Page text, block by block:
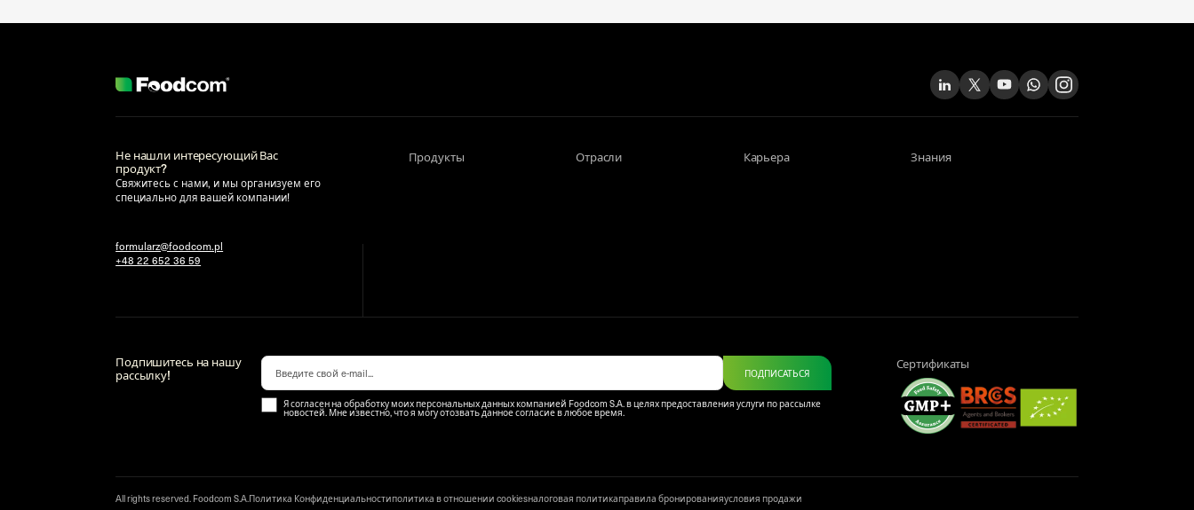
Не нашли интересующий Вас
продукт?
Свяжитесь с нами, и мы организуем его
специально для вашей компании!
formularz@foodcom.pl
+48 22 652 36 59
Продукты Отрасли Карьера Знания
Сертификаты
Подпишитесь на нашу
рассылку!
Я согласен на обработку моих персональных данных компанией Foodcom S.A. в целях предоставления услуги по рассылке
новостей. Мне известно, что я могу отозвать данное согласие в любое время.
ПОДПИСАТЬСЯ
All rights reserved. Foodcom S.A.Политика Конфиденциальностиполитика в отношении cookiesналоговая политикаправила бронированияусловия продажи